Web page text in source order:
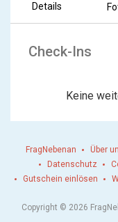
Details
Check-Ins
Keine
FragNebenan Über
Datenschutz
Gutschein einlösen
Copyright © 2026